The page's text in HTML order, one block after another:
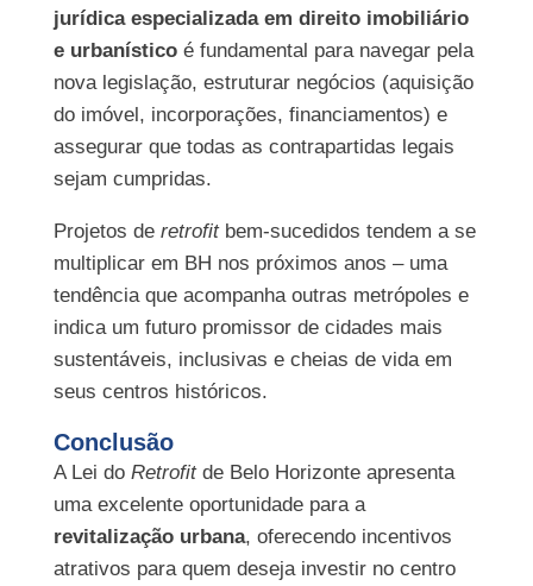
jurídica especializada em direito imobiliário
e urbanísticoé fundamental para navegar pela
nova legislação, estruturar negócios (aquisição
do imóvel, incorporações, financiamentos) e
assegurar que todas as contrapartidas legais
sejam cumpridas.
Projetos de retrofitbem-sucedidos tendem a se
multiplicar em BH nos próximos anos – uma
tendência que acompanha outras metrópoles e
indica um futuro promissor de cidades mais
sustentáveis, inclusivas e cheias de vida em
seus centros históricos.
Conclusão
A Lei do Retrofit de Belo Horizonte apresenta
uma excelente oportunidade para a
revitalização urbana, oferecendo incentivos
atrativos para quem deseja investir no centro